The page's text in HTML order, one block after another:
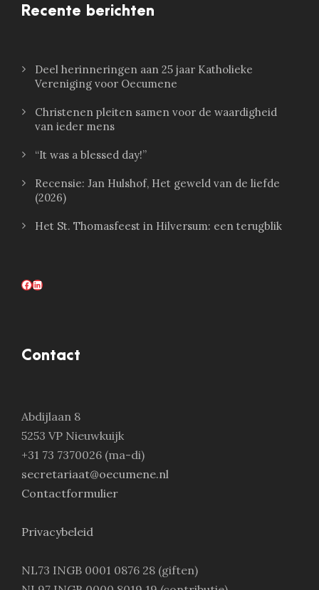
Recente berichten
Deel herinneringen aan 25 jaar Katholieke
Vereniging voor Oecumene
Christenen pleiten samen voor de waardigheid
van ieder mens
“It was a blessed day!”
Recensie: Jan Hulshof, Het geweld van de liefde
(2026)
Het St. Thomasfeest in Hilversum: een terugblik
Facebook LinkedIn
Contact
Abdijlaan 8
5253 VP Nieuwkuijk
+31 73 7370026 (ma-di)
secretariaat@oecumene.nl
Contactformulier
Privacybeleid
NL73 INGB 0001 0876 28 (giften)